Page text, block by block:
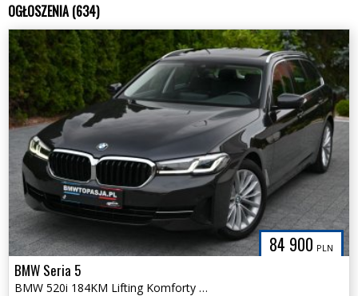
OGŁOSZENIA (634)
84 900 PLN
BMW Seria 5
BMW 520i 184KM Lifting Komforty Adaptive LED Panorama Bezwypadkowa